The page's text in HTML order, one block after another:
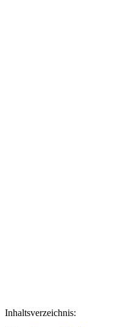
Inhaltsverzeichnis: